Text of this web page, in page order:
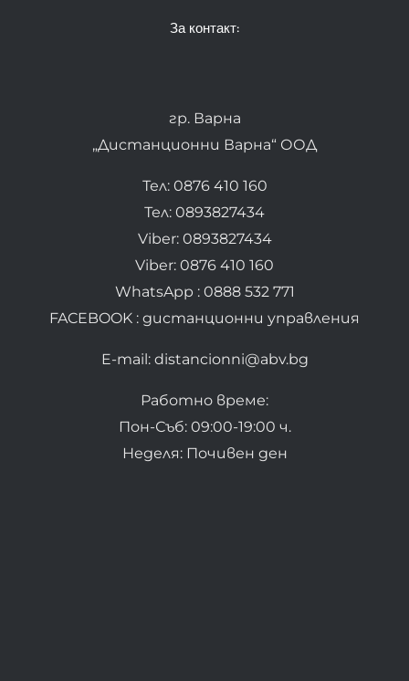
За контакт:
гр. Варна
„Дистанционни Варна“ ООД
Тел: 0876 410 160
Тел: 0893827434
Viber: 0893827434
Viber: 0876 410 160
WhatsApp : 0888 532 771
FACEBOOK : дистанционни управления
E-mail: distancionni@abv.bg
Работно време:
Пон-Съб: 09:00-19:00 ч.
Неделя: Почивен ден